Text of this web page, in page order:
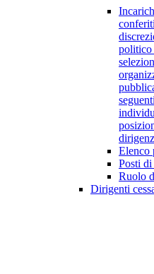
politico
Elenco
Posti
Ruolo
Dirigenti